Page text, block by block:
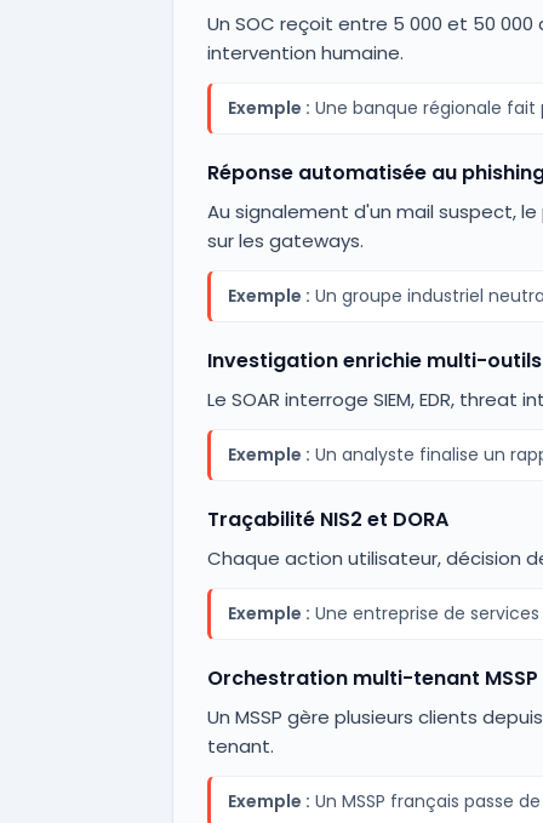
Un SOC reçoit entre 5 000 et 50
intervention humaine.
Exemple : Une banque régionale fait
Réponse automatisée au
Au signalement d'un mail suspect,
sur les gateways.
Exemple : Un groupe industriel
Investigation enrichie multi-outils
Le SOAR interroge SIEM, EDR,
Exemple : Un analyste finalise un
Traçabilité NIS2 et DORA
Chaque action utilisateur, décision
Exemple : Une entreprise de
Orchestration multi-tenant MSSP
Un MSSP gère plusieurs clients
tenant.
Exemple : Un MSSP français passe